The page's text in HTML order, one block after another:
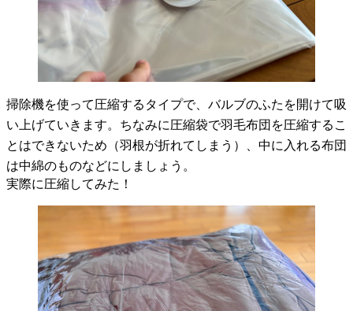
掃除機を使って圧縮するタイプで、バルブのふたを開けて吸
い上げていきます。ちなみに圧縮袋で羽毛布団を圧縮するこ
とはできないため（羽根が折れてしまう）、中に入れる布団
は中綿のものなどにしましょう。
実際に圧縮してみた！